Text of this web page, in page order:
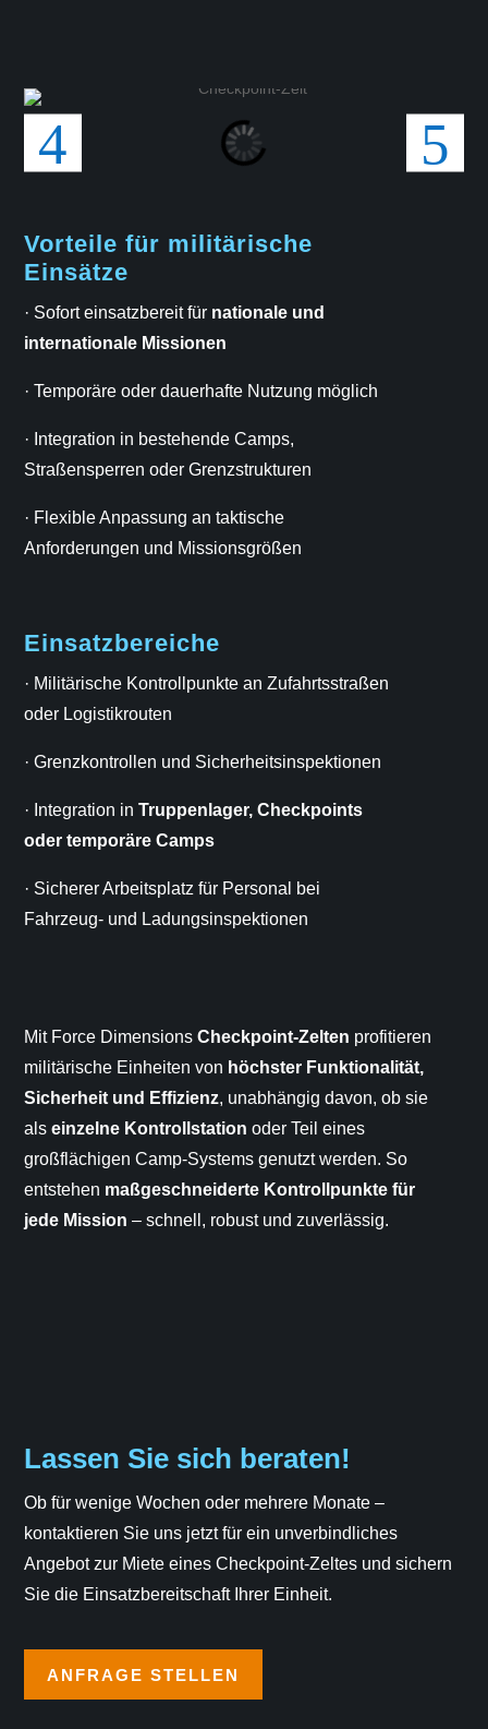
Vorteile für militärische
Einsätze
· Sofort einsatzbereit für nationale und
internationale Missionen
· Temporäre oder dauerhafte Nutzung möglich
· Integration in bestehende Camps,
Straßensperren oder Grenzstrukturen
· Flexible Anpassung an taktische
Anforderungen und Missionsgrößen
Einsatzbereiche
· Militärische Kontrollpunkte an Zufahrtsstraßen
oder Logistikrouten
· Grenzkontrollen und Sicherheitsinspektionen
· Integration inTruppenlager, Checkpoints
oder temporäre Camps
· Sicherer Arbeitsplatz für Personal bei
Fahrzeug- und Ladungsinspektionen
Mit Force DimensionsCheckpoint-Zelten profitieren
militärische Einheiten von höchster Funktionalität,
Sicherheit und Effizienz, unabhängig davon, ob sie
alseinzelne Kontrollstation oder Teil eines
großflächigen Camp-Systems genutzt werden. So
entstehen maßgeschneiderte Kontrollpunkte für
jede Mission – schnell, robust und zuverlässig.
Lassen Sie sich beraten!
Ob für wenige Wochen oder mehrere Monate –
kontaktieren Sie uns jetzt für ein unverbindliches
Angebot zur Miete eines Checkpoint-Zeltes und sichern
Sie die Einsatzbereitschaft Ihrer Einheit.
ANFRAGE STELLEN